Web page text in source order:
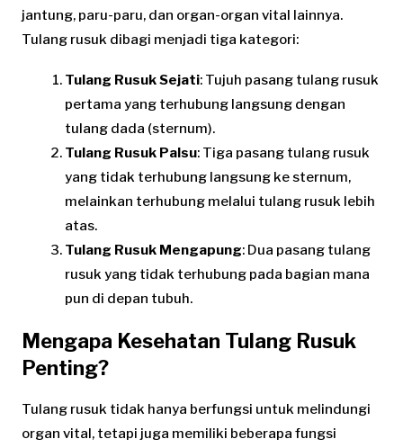
jantung, paru-paru, dan organ-organ vital lainnya.
Tulang rusuk dibagi menjadi tiga kategori:
Tulang Rusuk Sejati: Tujuh pasang tulang rusuk
pertama yang terhubung langsung dengan
tulang dada (sternum).
Tulang Rusuk Palsu: Tiga pasang tulang rusuk
yang tidak terhubung langsung ke sternum,
melainkan terhubung melalui tulang rusuk lebih
atas.
Tulang Rusuk Mengapung: Dua pasang tulang
rusuk yang tidak terhubung pada bagian mana
pun di depan tubuh.
Mengapa Kesehatan Tulang Rusuk
Penting?
Tulang rusuk tidak hanya berfungsi untuk melindungi
organ vital, tetapi juga memiliki beberapa fungsi